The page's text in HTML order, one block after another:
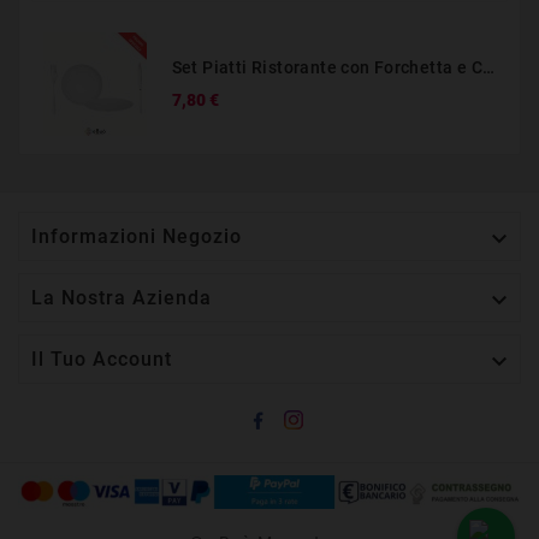
7,80 €Prezzo
Informazioni Negozio 
La Nostra Azienda 
Il Tuo Account 